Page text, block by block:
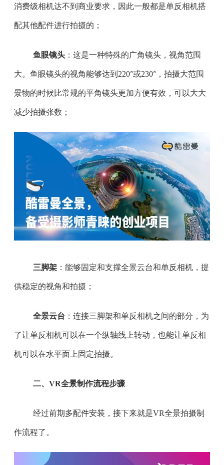
消费级相机达不到商业要求，因此一般都是单反相机搭
配其他配件进行拍摄的；
鱼眼镜头：这是一种特殊的广角镜头，视角范围
大。鱼眼镜头的视角能够达到220°或230°，拍摄大范围
景物的时候比常规的平角镜头更加方便有效，可以大大
减少拍摄张数；
三脚架：能够固定和支撑全景云台和单反相机，提
供稳定的视角和拍摄；
全景云台 ：连接三脚架和单反相机之间的部分，为
了让单反相机可以在一个纵轴线上转动，也能让单反相
机可以在水平面上固定拍摄。
二、VR全景制作流程步骤
经过前期多配件安装，接下来就是VR全景拍摄制
作流程了。